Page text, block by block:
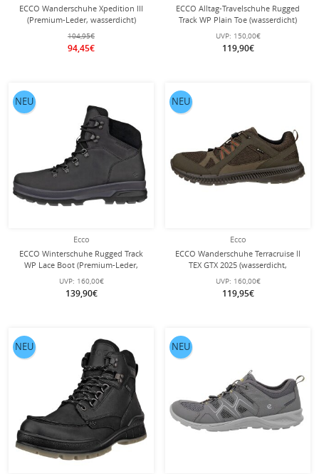
ECCO Wanderschuhe Xpedition III
(Premium-Leder, wasserdicht)
schwarz Herren
104,95€
94,45€
ECCO Alltag-Travelschuhe Rugged
Track WP Plain Toe (wasserdicht)
schwarz Herren
UVP: 150,00€
119,90€
Ecco
ECCO Winterschuhe Rugged Track
WP Lace Boot (Premium-Leder,
wasserdicht) schwarz Herren
UVP: 160,00€
139,90€
NEU
Ecco
ECCO Wanderschuhe Terracruise ll
TEX GTX 2025 (wasserdicht,
strapazierfähige Sohle) braungrau
Herren
UVP: 160,00€
119,95€
NEU
NEU NEU